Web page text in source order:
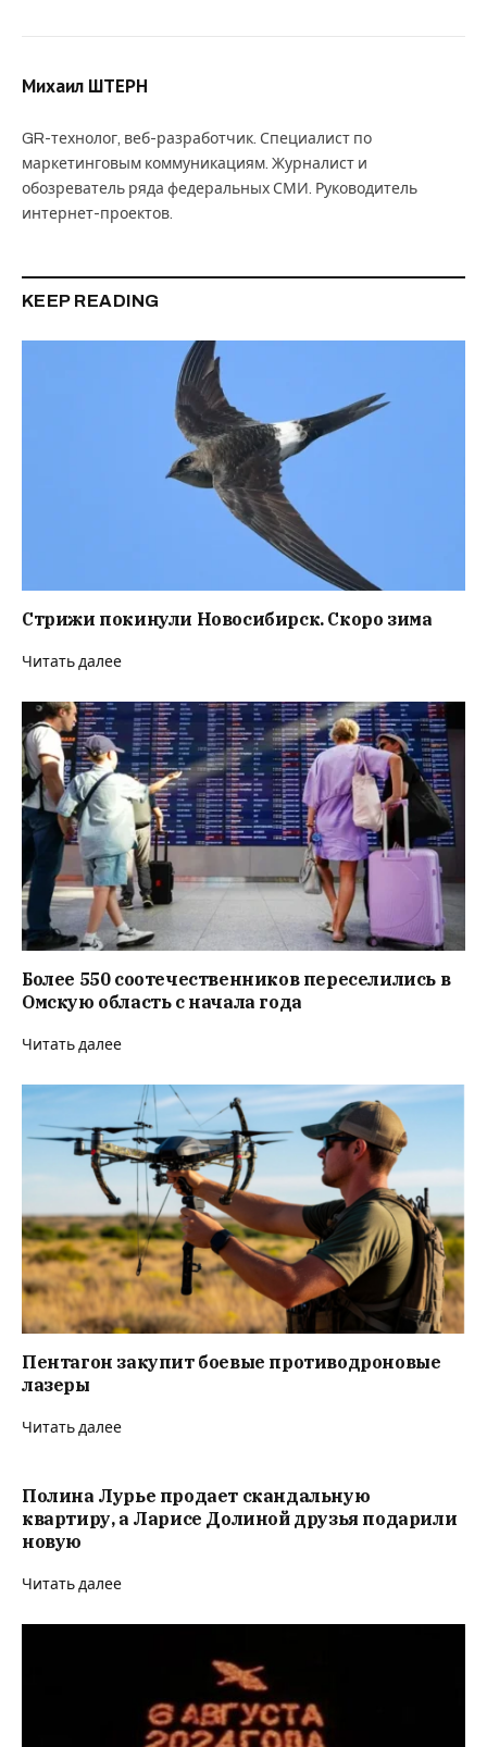
Михаил ШТЕРН
GR-технолог, веб-разработчик. Специалист по
маркетинговым коммуникациям. Журналист и
обозреватель ряда федеральных СМИ. Руководитель
интернет-проектов.
KEEP READING
Стрижи покинули Новосибирск. Скоро зима
Читать далее
Более 550 соотечественников переселились в
Омскую область с начала года
Читать далее
Пентагон закупит боевые противодроновые
лазеры
Читать далее
Полина Лурье продает скандальную
квартиру, а Ларисе Долиной друзья подарили
новую
Читать далее